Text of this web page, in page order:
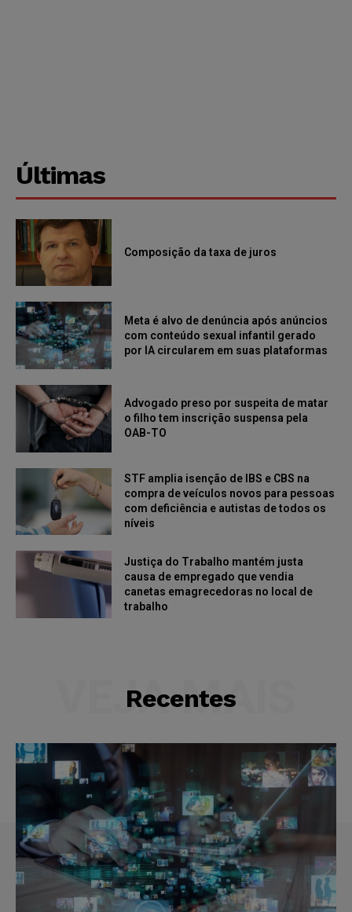
Últimas
Composição da taxa de juros
Meta é alvo de denúncia após anúncios
com conteúdo sexual infantil gerado
por IA circularem em suas plataformas
Advogado preso por suspeita de matar
o filho tem inscrição suspensa pela
OAB-TO
STF amplia isenção de IBS e CBS na
compra de veículos novos para pessoas
com deficiência e autistas de todos os
níveis
Justiça do Trabalho mantém justa
causa de empregado que vendia
canetas emagrecedoras no local de
trabalho
Recentes
VEJA MAIS